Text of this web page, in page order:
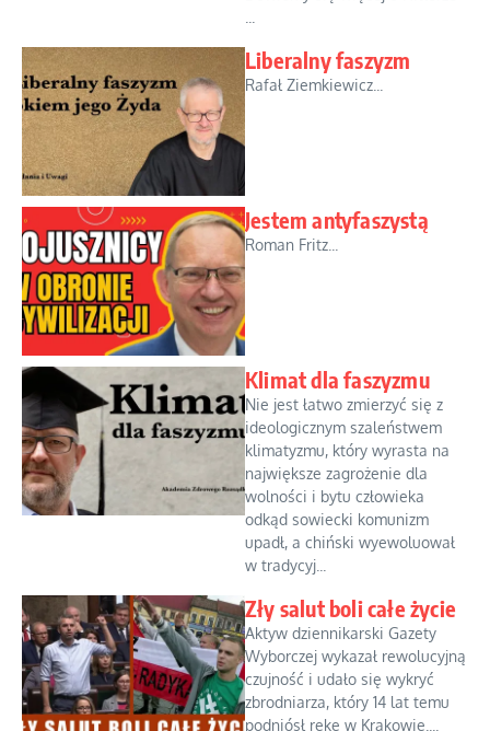
Liberalny faszyzm
Rafał Ziemkiewicz...
Jestem antyfaszystą
Roman Fritz...
Klimat dla faszyzmu
Nie jest łatwo zmierzyć się z
ideologicznym szaleństwem
klimatyzmu, który wyrasta na
największe zagrożenie dla
wolności i bytu człowieka
odkąd sowiecki komunizm
upadł, a chiński wyewoluował
w tradycyj...
Zły salut boli całe życie
Aktyw dziennikarski Gazety
Wyborczej wykazał rewolucyjną
czujność i udało się wykryć
zbrodniarza, który 14 lat temu
podniósł rękę w Krakowie....